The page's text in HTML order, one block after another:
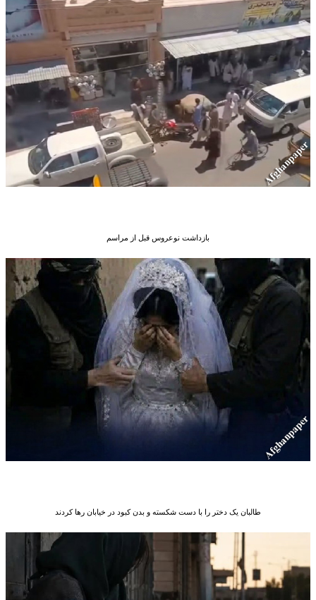
بازداشت نوعروس قبل از مراسم
طالبان یک دختر را با دست شکسته و بدن کبود در خیابان رها کردند